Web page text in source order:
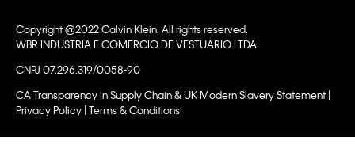
Copyright @2022 Calvin Klein. All rights reserved.
WBR INDUSTRIA E COMERCIO DE VESTUARIO LTDA.
CNPJ 07.296.319/0058-90
CA Transparency In Supply Chain & UK Modern Slavery Statement |
Privacy Policy | Terms & Conditions